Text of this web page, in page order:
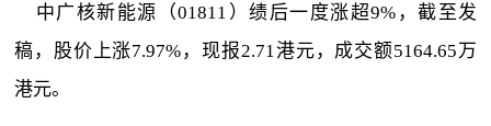
中广核新能源（01811）绩后一度涨超9%，截至发
稿，股价上涨7.97%，现报2.71港元，成交额5164.65万
港元。